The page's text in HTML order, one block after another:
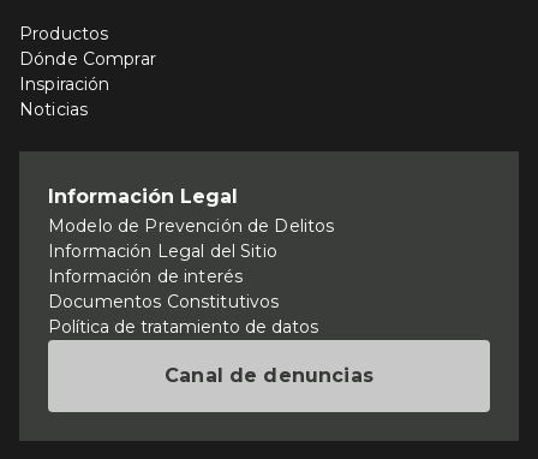
Productos
Dónde Comprar
Inspiración
Noticias
Información Legal
Modelo de Prevención de Delitos
Información Legal del Sitio
Información de interés
Documentos Constitutivos
Política de tratamiento de datos
Canal de denuncias